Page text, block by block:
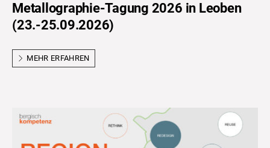
Metallographie-Tagung 2026 in Leoben
(23.-25.09.2026)
MEHR ERFAHREN